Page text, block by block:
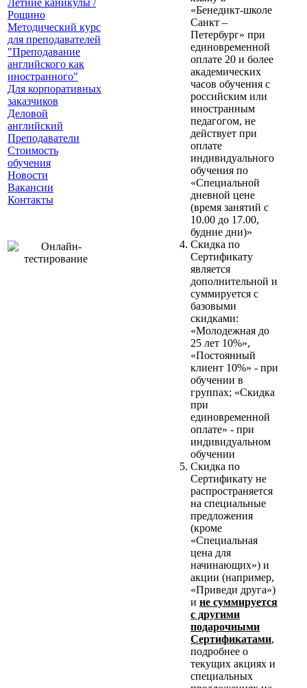
Летние каникулы /
Рощино
Методический курс
для преподавателей
"Преподавание
английского как
иностранного"
Для корпоративных
заказчиков
Деловой
английский
Преподаватели
Стоимость
обучения
Новости
Вакансии
Контакты
«Бенедикт-школе
Санкт –
Петербург» при
единовременной
оплате 20 и более
академических
часов обучения с
российским или
иностранным
педагогом, не
действует при
оплате
индивидуального
обучения по
«Специальной
дневной цене
(время занятий с
10.00 до 17.00,
будние дни)»
Скидка по
Сертификату
является
дополнительной и
суммируется с
базовыми
скидками:
«Молодежная до
25 лет 10%»,
«Постоянный
клиент 10%» - при
обучении в
группах; «Скидка
при
единовременной
оплате» - при
индивидуальном
обучении
Скидка по
Сертификату не
распространяется
на специальные
предложения
(кроме
«Специальная
цена для
начинающих») и
акции (например,
«Приведи друга»)
и не суммируется
с другими
подарочными
Сертификатами,
подробнее о
текущих акциях и
специальных